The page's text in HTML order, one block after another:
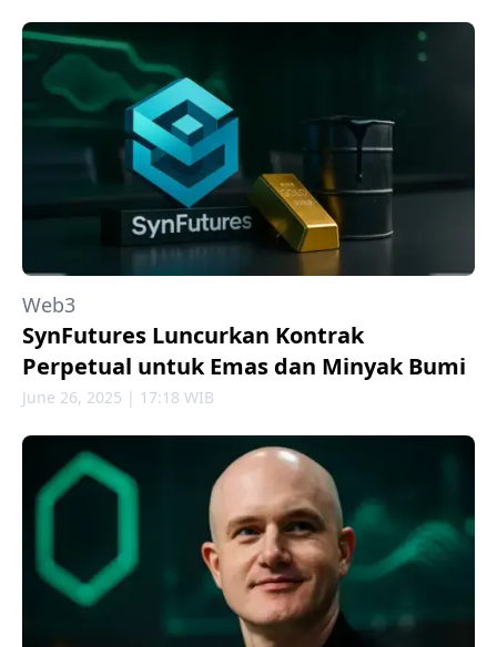
Web3
SynFutures Luncurkan Kontrak
Perpetual untuk Emas dan Minyak Bumi
June 26, 2025 | 17:18 WIB